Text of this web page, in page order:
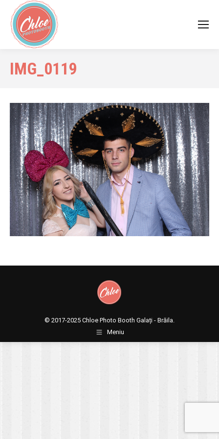
IMG_0119
© 2017-2025 Chloe Photo Booth Galați - Brăila.
Meniu